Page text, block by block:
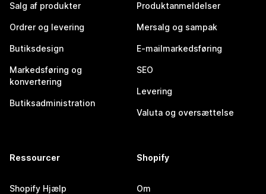
Salg af produkter
Ordrer og levering
Butiksdesign
Markedsføring og
konvertering
Butiksadministration
Produktanmeldelser
Mersalg og sampak
E-mailmarkedsføring
SEO
Levering
Valuta og oversættelse
Ressourcer
Shopify Hjælp
Shopify
Om